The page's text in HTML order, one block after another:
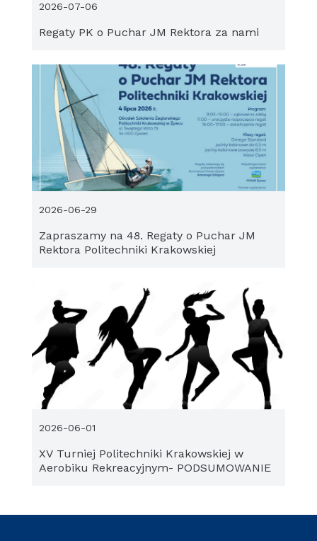
Regaty PK o Puchar JM Rektora za nami
2026-07-06
Zapraszamy na 48. Regaty o Puchar JM
Rektora Politechniki Krakowskiej
2026-06-29
XV Turniej Politechniki Krakowskiej w
Aerobiku Rekreacyjnym- PODSUMOWANIE
2026-06-01